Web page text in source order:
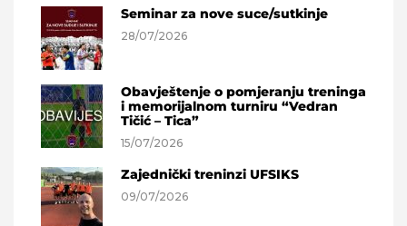
Seminar za nove suce/sutkinje
28/07/2026
Obavještenje o pomjeranju treninga
i memorijalnom turniru “Vedran
Tičić – Tica”
15/07/2026
Zajednički treninzi UFSIKS
09/07/2026